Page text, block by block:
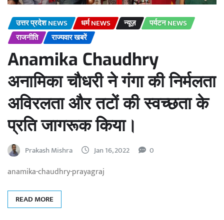
उत्तर प्रदेश NEWS धर्म NEWS न्यूज़
पर्यटन NEWS
राजनीति
राज्यवार खबरें
Anamika Chaudhry
अनामिका चौधरी ने गंगा की निर्मलता
अविरलता और तटों की स्वच्छता के
प्रति जागरूक किया।
Prakash Mishra Jan 16, 2022 0
anamika-chaudhry-prayagraj
READ MORE